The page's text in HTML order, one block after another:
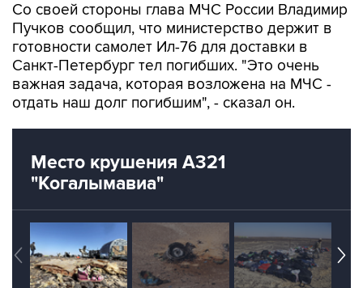
Со своей стороны глава МЧС России Владимир
Пучков сообщил, что министерство держит в
готовности самолет Ил-76 для доставки в
Санкт-Петербург тел погибших. "Это очень
важная задача, которая возложена на МЧС -
отдать наш долг погибшим", - сказал он.
Место крушения А321
"Когалымавиа"